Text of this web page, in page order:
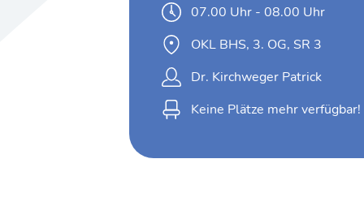
07.00 Uhr - 08.00 Uhr
OKL BHS, 3. OG, SR 3
Dr. Kirchweger Patrick
Keine Plätze mehr verfügbar!